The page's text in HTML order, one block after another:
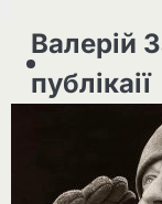
Валерій
публікаії